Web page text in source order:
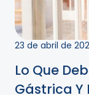
23 de abril de
Lo Que
Gástrica Y